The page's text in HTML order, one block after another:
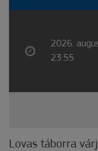
2026.
23:55
Lovas táborra